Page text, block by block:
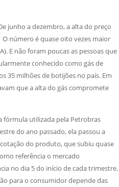
junho a dezembro, a alta do preço
número é quase oito vezes maior
E não foram poucas as pessoas que
conhecido como gás de
35 milhões de botijões no país. Em
que a alta do gás compromete
fórmula utilizada pela Petrobras
do ano passado, ela passou a
do produto, que subiu quase
referência o mercado
no dia 5 do início de cada trimestre.
para o consumidor depende das